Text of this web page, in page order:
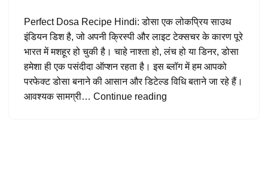
Perfect Dosa Recipe Hindi: डोसा एक लोकप्रिय साउथ
इंडियन डिश है, जो अपनी क्रिस्पी और लाइट टेक्सचर के कारण पूरे
भारत में मशहूर हो चुकी है। चाहे नाश्ता हो, लंच हो या डिनर, डोसा
हमेशा ही एक पसंदीदा ऑप्शन रहता है। इस ब्लॉग में हम आपको
परफेक्ट डोसा बनाने की आसान और डिटेल्ड विधि बताने जा रहे हैं।
आवश्यक सामग्री… Continue reading